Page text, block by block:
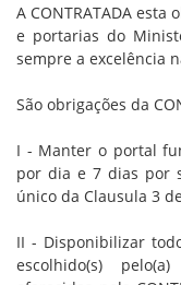
A CONTRATADA
e portarias do
sempre a excelência
São obrigações da
I - Manter o portal
por dia e 7 dias por
único da Clausula 3
II - Disponibilizar
escolhido(s)